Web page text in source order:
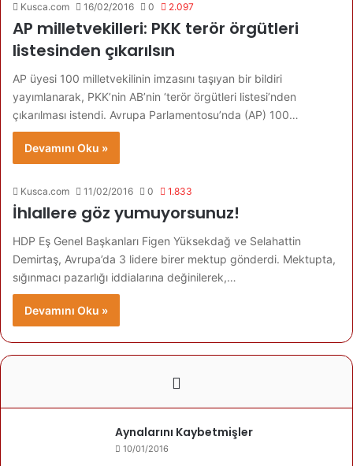
Kusca.com 16/02/2016 0 2.097
AP milletvekilleri: PKK terör örgütleri
listesinden çıkarılsın
AP üyesi 100 milletvekilinin imzasını taşıyan bir bildiri
yayımlanarak, PKK’nin AB’nin ‘terör örgütleri listesi’nden
çıkarılması istendi. Avrupa Parlamentosu’nda (AP) 100…
Devamını Oku »
Kusca.com 11/02/2016 0 1.833
İhlallere göz yumuyorsunuz!
HDP Eş Genel Başkanları Figen Yüksekdağ ve Selahattin
Demirtaş, Avrupa’da 3 lidere birer mektup gönderdi. Mektupta,
sığınmacı pazarlığı iddialarına değinilerek,…
Devamını Oku »
Aynalarını Kaybetmişler
10/01/2016